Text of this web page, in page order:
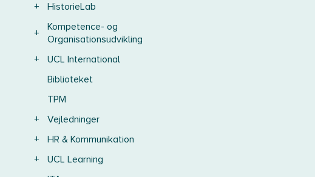
+
HistorieLab
+
Kompetence- og
Organisationsudvikling
+
UCL International
Biblioteket
TPM
+
Vejledninger
+
HR & Kommunikation
+
UCL Learning